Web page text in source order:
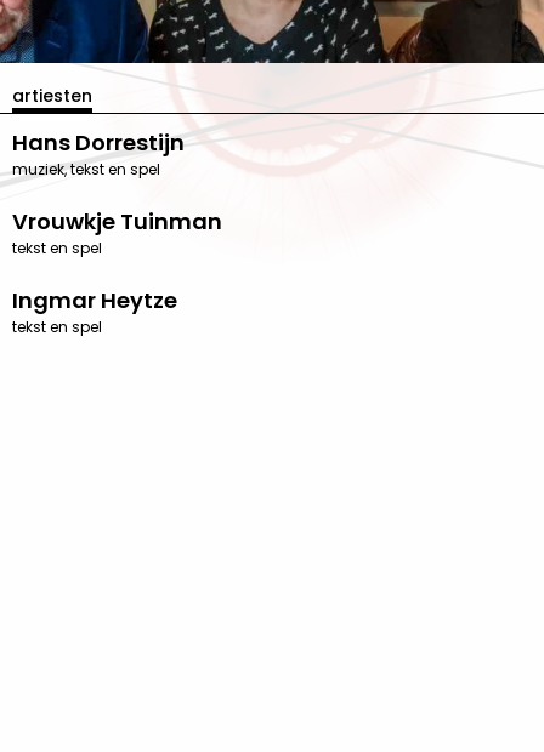
artiesten
Hans Dorrestijn
muziek, tekst en spel
Vrouwkje Tuinman
tekst en spel
Ingmar Heytze
tekst en spel